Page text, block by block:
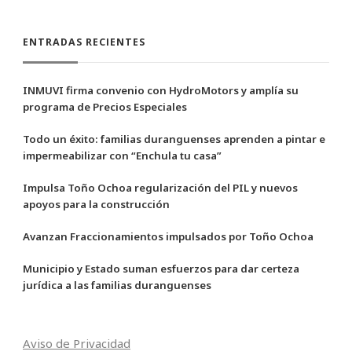
ENTRADAS RECIENTES
INMUVI firma convenio con HydroMotors y amplía su
programa de Precios Especiales
Todo un éxito: familias duranguenses aprenden a pintar e
impermeabilizar con “Enchula tu casa”
Impulsa Toño Ochoa regularización del PIL y nuevos
apoyos para la construcción
Avanzan Fraccionamientos impulsados por Toño Ochoa
Municipio y Estado suman esfuerzos para dar certeza
jurídica a las familias duranguenses
Aviso de Privacidad